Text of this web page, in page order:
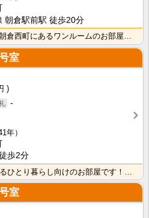
朝倉駅前駅 徒歩20分
室
-
年）
歩2分
室